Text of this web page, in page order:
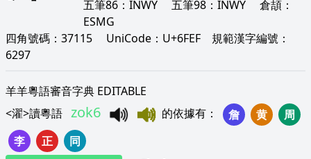
五筆86： INWY 五筆98： INWY 倉頡：
ESMG
四角號碼： 37115 UniCode： U+6FEF 規範漢字編號：
6297
羊羊粵語審音字典 EDITABLE
<濯>讀粵語 zok6 的依據有 ： 詹 黄
周
李
正
同